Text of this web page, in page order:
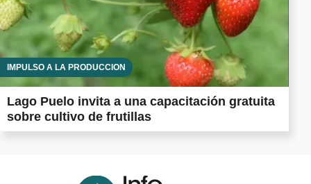
IMPULSO A LA PRODUCCIÓN
Lago Puelo invita a una capacitación gratuita
sobre cultivo de frutillas